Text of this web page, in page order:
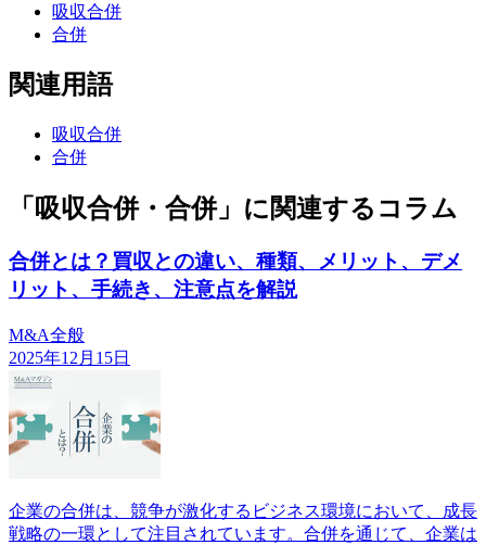
吸収合併
合併
関連用語
吸収合併
合併
「吸収合併・合併」に関連するコラム
合併とは？買収との違い、種類、メリット、デメ
リット、手続き、注意点を解説
M&A全般
2025年12月15日
企業の合併は、競争が激化するビジネス環境において、成長
戦略の一環として注目されています。合併を通じて、企業は